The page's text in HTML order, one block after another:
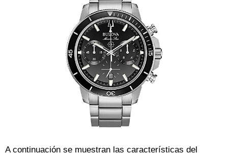
A continuación se muestran las características del